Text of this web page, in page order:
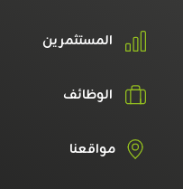
المستثمرين
الوظائف
مواقعنا